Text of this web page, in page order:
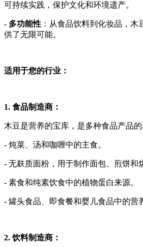
可持续实践，保护文化和环境遗产。
- 多功能性 ：从食品饮料到化妆品，木
供了无限可能。
适用于您的行业：
1. 食品制造商：
木豆是营养的宝库，是多种食品产品
- 炖菜、汤和咖喱中的主食。
- 无麸质面粉，用于制作面包、煎饼和
- 素食和纯素饮食中的植物蛋白来源。
- 罐头食品、即食餐和婴儿食品中的营
2. 饮料制造商：